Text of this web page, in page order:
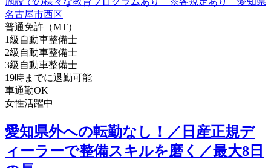
普通免許（MT）
1級自動車整備士
2級自動車整備士
3級自動車整備士
19時までに退勤可能
車通勤OK
女性活躍中
愛知県外への転勤なし！／日産正規デ
ィーラーで整備スキルを磨く／最大8日